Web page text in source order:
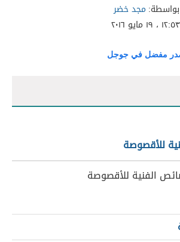
بواسطة: مجد خضر
١٢:٥٣ ، ١٩ مايو ٢٠١٦
مفضل في جوجل
للأقصوصة